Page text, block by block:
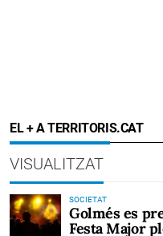
EL + A TERRITORIS.CAT
VISUALITZAT
SOCIETAT
Golmés es
Festa Major